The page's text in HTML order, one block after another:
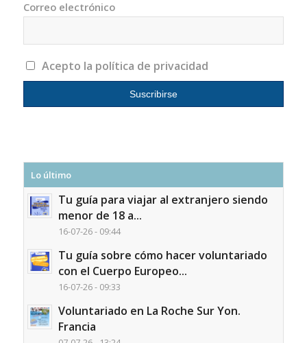
Correo electrónico
Acepto la política de privacidad
Lo último
Tu guía para viajar al extranjero siendo
menor de 18 a...
16-07-26 - 09:44
Tu guía sobre cómo hacer voluntariado
con el Cuerpo Europeo...
16-07-26 - 09:33
Voluntariado en La Roche Sur Yon.
Francia